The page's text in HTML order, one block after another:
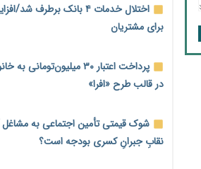
آغاز اجرای پایلوت «ردا کارت» برای
محدودیت تازه برای شبکه بانکی؛
کنترل تورم
سایپا و پارس‌خودرو
اختلال خدمات ۴ بانک
برای مشتریان
پرداخت اعتبار ۳۰
در قالب طرح «افرا»
شوک قیمتی تأمین اجتماعی به مشاغل
نقابِ جبرانِ کسری بودجه است؟